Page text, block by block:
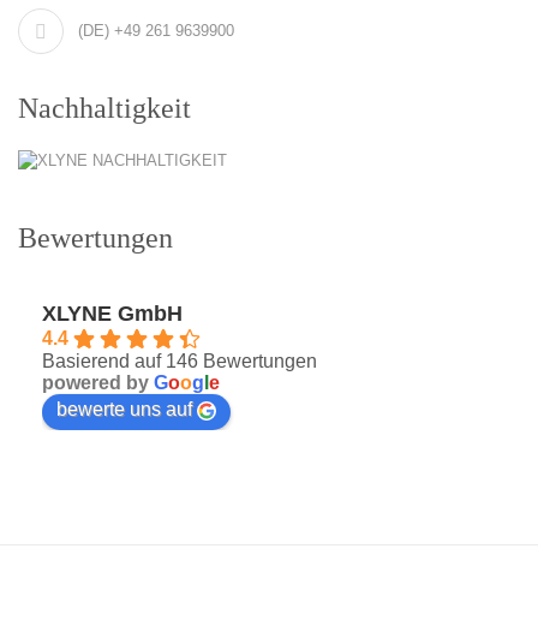
(DE) +49 261 9639900
Nachhaltigkeit
Bewertungen
XLYNE GmbH
4.4
Basierend auf 146 Bewertungen
powered by Goog e
bewerte uns auf